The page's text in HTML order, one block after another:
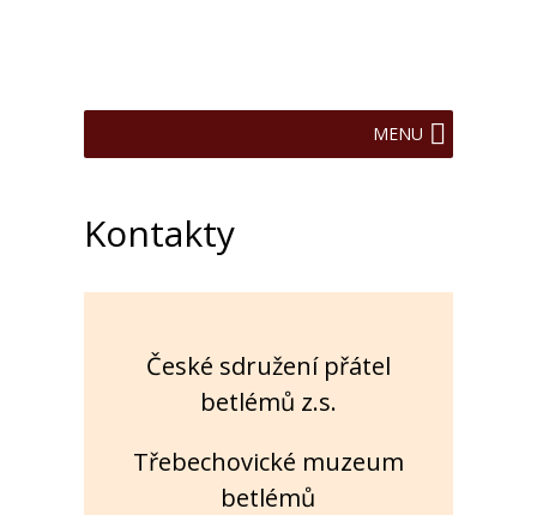
MENU
Kontakty
České sdružení přátel
betlémů z.s.
Třebechovické muzeum
betlémů